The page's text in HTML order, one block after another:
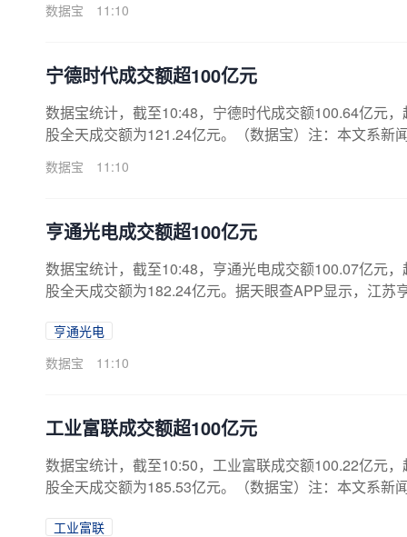
数据宝
11:10
宁德时代成交额超100亿元
数据宝统计，截至10:48，宁德时代成交额100.64亿元
股全天成交额为121.24亿元。（数据宝）注：本文系
数据宝 11:10
亨通光电成交额超100亿元
数据宝统计，截至10:48，亨通光电成交额100.07亿元
股全天成交额为182.24亿元。据天眼查APP显示，江
亨通光电
数据宝
11:10
工业富联成交额超100亿元
数据宝统计，截至10:50，工业富联成交额100.22亿元
股全天成交额为185.53亿元。（数据宝）注：本文系
工业富联